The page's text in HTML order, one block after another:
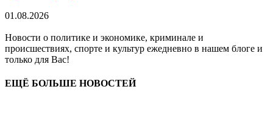
01.08.2026
Новости о политике и экономике, криминале и
происшествиях, спорте и культур ежедневно в нашем блоге и
только для Вас!
ЕЩЁ БОЛЬШЕ НОВОСТЕЙ